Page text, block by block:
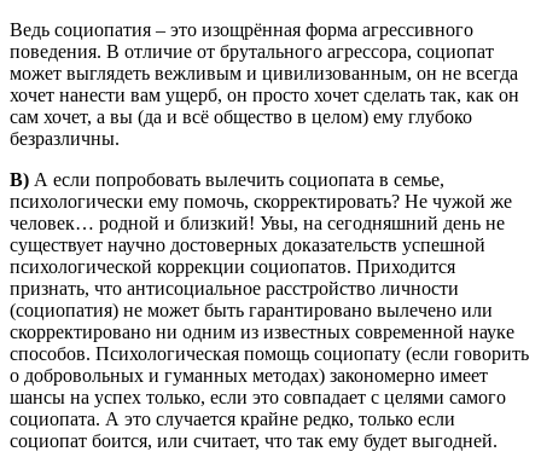
Ведь социопатия – это изощрённая форма агрессивного
поведения. В отличие от брутального агрессора, социопат
может выглядеть вежливым и цивилизованным, он не всегда
хочет нанести вам ущерб, он просто хочет сделать так, как он
сам хочет, а вы (да и всё общество в целом) ему глубоко
безразличны.
В) А если попробовать вылечить социопата в семье,
психологически ему помочь, скорректировать? Не чужой же
человек… родной и близкий! Увы, на сегодняшний день не
существует научно достоверных доказательств успешной
психологической коррекции социопатов. Приходится
признать, что антисоциальное расстройство личности
(социопатия) не может быть гарантировано вылечено или
скорректировано ни одним из известных современной науке
способов. Психологическая помощь социопату (если говорить
о добровольных и гуманных методах) закономерно имеет
шансы на успех только, если это совпадает с целями самого
социопата. А это случается крайне редко, только если
социопат боится, или считает, что так ему будет выгодней.